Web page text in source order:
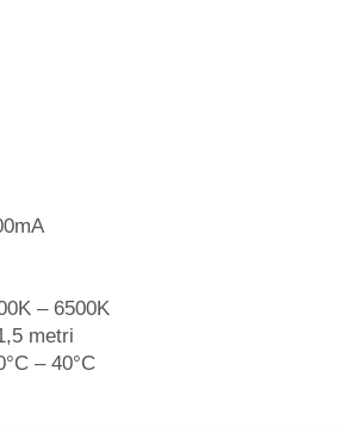
– 6500K
metri
– 40°C